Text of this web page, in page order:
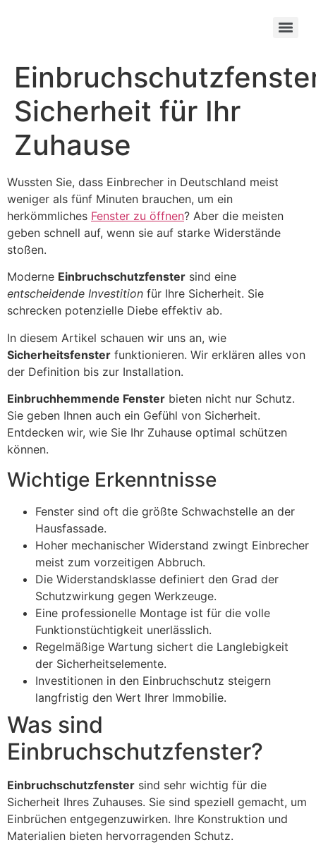
Sicherheit für Ihr
Zuhause
Wussten Sie, dass Einbrecher in Deutschland meist
weniger als fünf Minuten brauchen, um ein
herkömmliches Fenster zu öffnen? Aber die meisten
geben schnell auf, wenn sie auf starke Widerstände
stoßen.
Moderne Einbruchschutzfenster sind eine
entscheidende Investition für Ihre Sicherheit. Sie
schrecken potenzielle Diebe effektiv ab.
In diesem Artikel schauen wir uns an, wie
Sicherheitsfenster funktionieren. Wir erklären alles von
der Definition bis zur Installation.
Einbruchhemmende Fenster bieten nicht nur Schutz.
Sie geben Ihnen auch ein Gefühl von Sicherheit.
Entdecken wir, wie Sie Ihr Zuhause optimal schützen
können.
Wichtige Erkenntnisse
Fenster sind oft die größte Schwachstelle an der
Hausfassade.
Hoher mechanischer Widerstand zwingt Einbrecher
meist zum vorzeitigen Abbruch.
Die Widerstandsklasse definiert den Grad der
Schutzwirkung gegen Werkzeuge.
Eine professionelle Montage ist für die volle
Funktionstüchtigkeit unerlässlich.
Regelmäßige Wartung sichert die Langlebigkeit
der Sicherheitselemente.
Investitionen in den Einbruchschutz steigern
langfristig den Wert Ihrer Immobilie.
Was sind
Einbruchschutzfenster?
Einbruchschutzfenster sind sehr wichtig für die
Sicherheit Ihres Zuhauses. Sie sind speziell gemacht, um
Einbrüchen entgegenzuwirken. Ihre Konstruktion und
Materialien bieten hervorragenden Schutz.